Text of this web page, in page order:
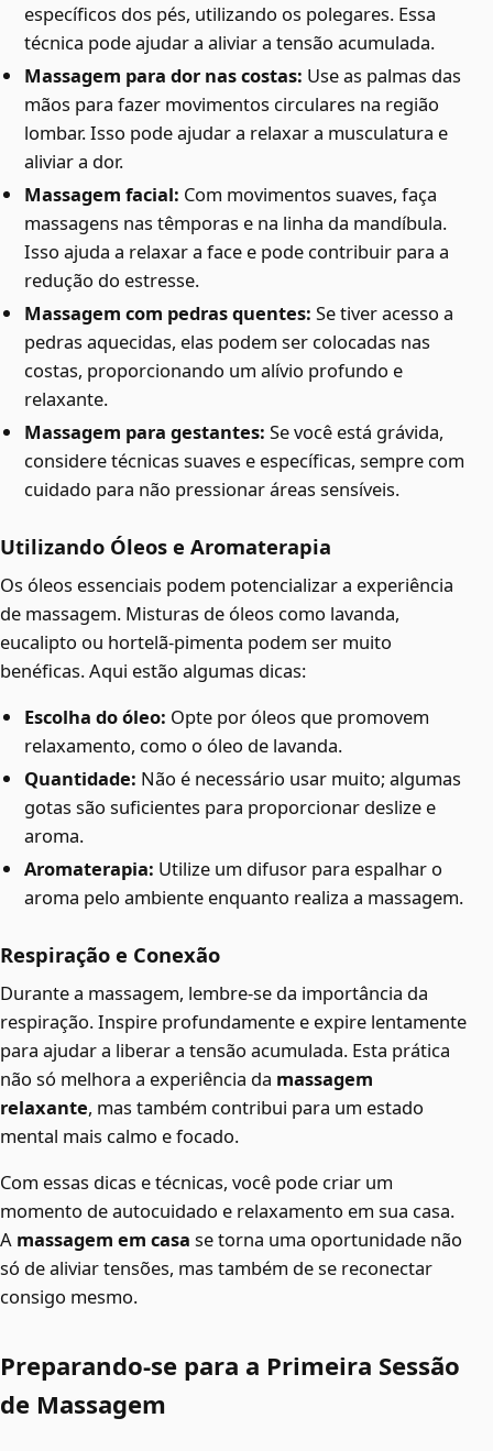
específicos dos pés, utilizando os polegares. Essa
técnica pode ajudar a aliviar a tensão acumulada.
Massagem para dor nas costas: Use as palmas das
mãos para fazer movimentos circulares na região
lombar. Isso pode ajudar a relaxar a musculatura e
aliviar a dor.
Massagem facial: Com movimentos suaves, faça
massagens nas têmporas e na linha da mandíbula.
Isso ajuda a relaxar a face e pode contribuir para a
redução do estresse.
Massagem com pedras quentes: Se tiver acesso a
pedras aquecidas, elas podem ser colocadas nas
costas, proporcionando um alívio profundo e
relaxante.
Massagem para gestantes: Se você está grávida,
considere técnicas suaves e específicas, sempre com
cuidado para não pressionar áreas sensíveis.
Utilizando Óleos e Aromaterapia
Os óleos essenciais podem potencializar a experiência
de massagem. Misturas de óleos como lavanda,
eucalipto ou hortelã-pimenta podem ser muito
benéficas. Aqui estão algumas dicas:
Escolha do óleo: Opte por óleos que promovem
relaxamento, como o óleo de lavanda.
Quantidade: Não é necessário usar muito; algumas
gotas são suficientes para proporcionar deslize e
aroma.
Aromaterapia: Utilize um difusor para espalhar o
aroma pelo ambiente enquanto realiza a massagem.
Respiração e Conexão
Durante a massagem, lembre-se da importância da
respiração. Inspire profundamente e expire lentamente
para ajudar a liberar a tensão acumulada. Esta prática
não só melhora a experiência da massagem
relaxante, mas também contribui para um estado
mental mais calmo e focado.
Com essas dicas e técnicas, você pode criar um
momento de autocuidado e relaxamento em sua casa.
A massagem em casa se torna uma oportunidade não
só de aliviar tensões, mas também de se reconectar
consigo mesmo.
Preparando-se para a Primeira Sessão
de Massagem